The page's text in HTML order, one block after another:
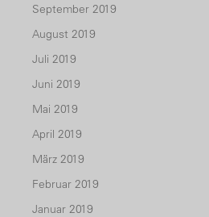
September 2019
August 2019
Juli 2019
Juni 2019
Mai 2019
April 2019
März 2019
Februar 2019
Januar 2019